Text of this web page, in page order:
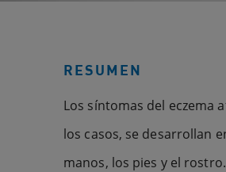
RESUMEN
Los síntomas del eczema
los casos, se desarrollan
manos, los pies y el